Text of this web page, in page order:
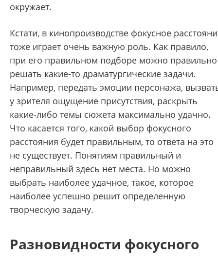
окружает.
Кстати, в кинопроизводстве фокусное
тоже играет очень важную роль. Как правило,
при его правильном подборе можно правильно
решать какие-то драматургические задачи.
Например, передать эмоции персонажа,
у зрителя ощущение присутствия, раскрыть
какие-либо темы сюжета максимально удачно.
Что касается того, какой выбор фокусного
расстояния будет правильным, то ответа на это
не существует. Понятиям правильный и
неправильный здесь нет места. Но можно
выбрать наиболее удачное, такое, которое
наиболее успешно решит определенную
творческую задачу.
Разновидности фокусного